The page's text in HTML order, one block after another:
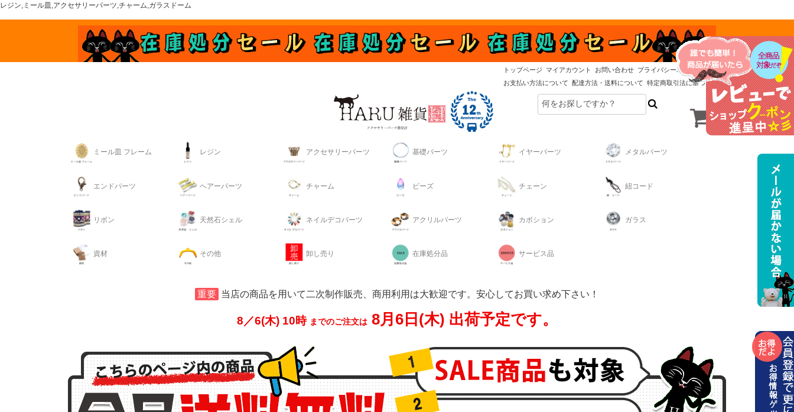
レジン,ミール皿,アクセサリーパーツ,チャーム,ガラスドーム
トップページ マイアカウント お問い合わせ プライバシーポリシー
お支払い方法について 配達方法・送料について 特定商取引法に基づく表記
ミール皿 フレーム レジン アクセサリーパーツ 基礎パーツ イヤーパーツ メタルパーツ
エンドパーツ ヘアーパーツ チャーム ビーズ チェーン 紐コード
リボン 天然石シェル ネイルデコパーツ アクリルパーツ カボション ガラス
資材 その他 卸し売り 在庫処分品 サービス品
重要 当店の商品を用いて二次制作販売、商用利用は大歓迎です。安心してお買い求め下さい！